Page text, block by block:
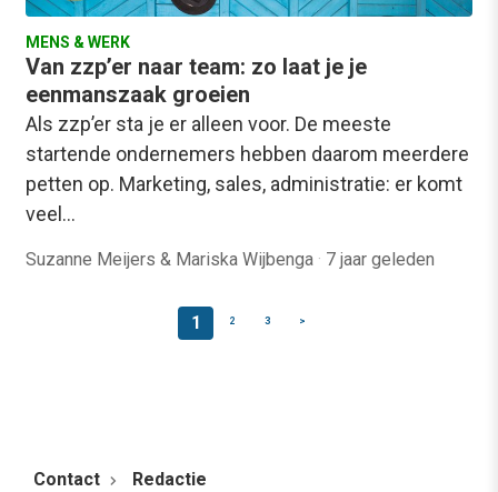
MENS & WERK
Van zzp’er naar team: zo laat je je
eenmanszaak groeien
Als zzp’er sta je er alleen voor. De meeste
startende ondernemers hebben daarom meerdere
petten op. Marketing, sales, administratie: er komt
veel…
Suzanne Meijers & Mariska Wijbenga · 7 jaar geleden
1 2 3 >
Contact Redactie